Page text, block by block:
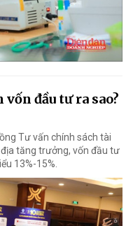
đầu tư ra sao?
Tư vấn chính sách tài
tăng trưởng, vốn đầu tư
13%-15%.